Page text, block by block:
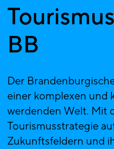
BB
Der
einer komplexen und
werdenden Welt. Mit
Tourismusstrategie
Zukunftsfeldern und